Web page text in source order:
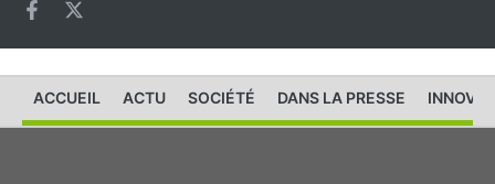
ACCUEIL ACTU SOCIÉTÉ DANS LA PRESSE